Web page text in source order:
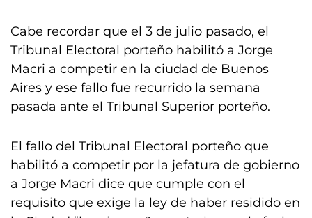
Cabe recordar que el 3 de julio pasado, el
Tribunal Electoral porteño habilitó a Jorge
Macri a competir en la ciudad de Buenos
Aires y ese fallo fue recurrido la semana
pasada ante el Tribunal Superior porteño.
El fallo del Tribunal Electoral porteño que
habilitó a competir por la jefatura de gobierno
a Jorge Macri dice que cumple con el
requisito que exige la ley de haber residido en